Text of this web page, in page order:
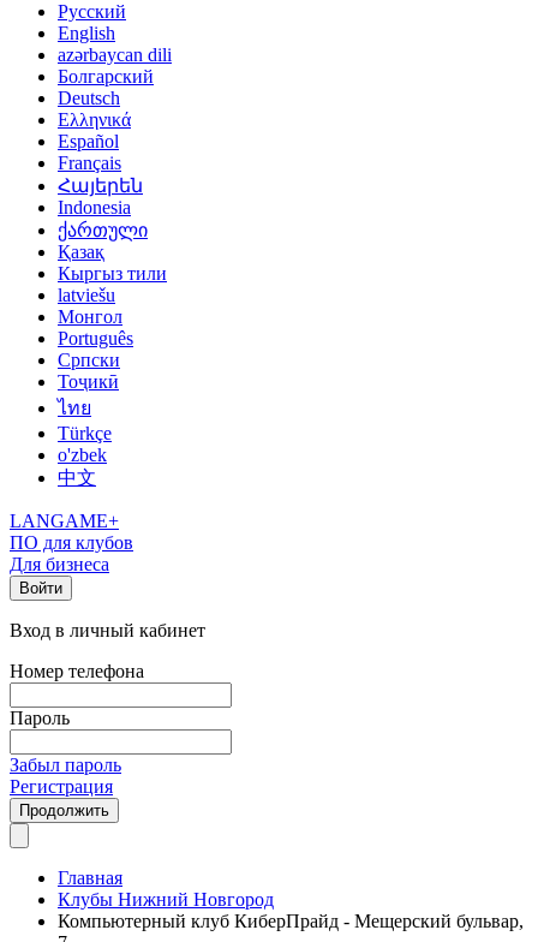
Русский
English
azərbaycan dili
Болгарский
Deutsch
Ελληνικά
Español
Français
Հայերեն
Indonesia
ქართული
Қазақ
Кыргыз тили
latviešu
Монгол
Português
Српски
Тоҷикӣ
ไทย
Türkçe
o'zbek
中文
LANGAME+
ПО для клубов
Для бизнеса
Войти
Вход в личный кабинет
Номер телефона
Пароль
Забыл пароль
Регистрация
Продолжить
Главная
Клубы Нижний Новгород
Компьютерный клуб КиберПрайд - Мещерский бульвар,